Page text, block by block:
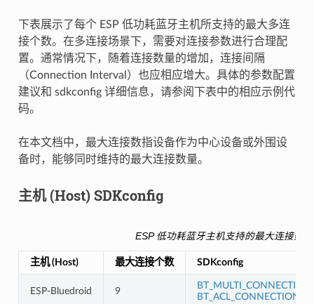
下表展示了每个 ESP 低功耗蓝牙主机所支持的最大多连
接个数。在多连接场景下，需要对连接参数进行合理配
置。通常情况下，随着连接数量的增加，连接间隔
（Connection Interval）也应相应增大。具体的参数配置
建议和 sdkconfig 详细信息，请参阅下表中的相应示例代
码。
在本文档中，最大连接数指设备作为中心设备或外围设
备时，能够同时维持的最大连接数量。
主机 (Host) SDKconfig
ESP 低功耗蓝牙主机支持的最大连接数
主机 (Host) 最大连接个数 SDKconfig
ESP-Bluedroid 9
BT_ACL_CONNECTIONS